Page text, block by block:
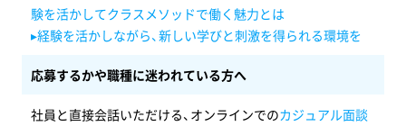
験を活かしてクラスメソッドで働く魅力とは
▸経験を活かしながら、新しい学びと刺激を得られる環境を
応募するかや職種に迷われている方へ
社員と直接会話いただける、オンラインでのカジュアル面談